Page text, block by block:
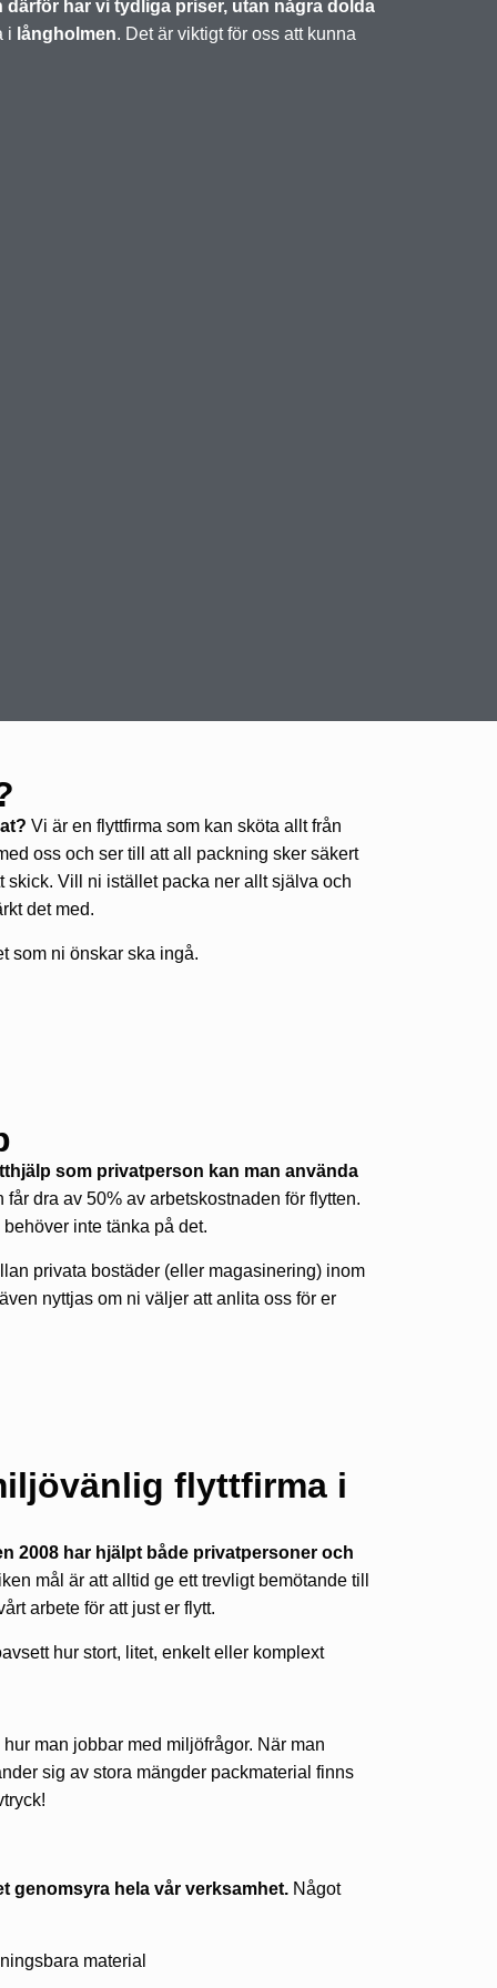
har vi tydliga priser, utan några dolda
i långholmen. Det är viktigt för oss att kunna
Vi är en flyttfirma som kan sköta allt från
oss och ser till att all packning sker säkert
skick. Vill ni istället packa ner allt själva och
det med.
som ni önskar ska ingå.
som privatperson kan man använda
dra av 50% av arbetskostnaden för flytten.
inte tänka på det.
privata bostäder (eller magasinering) inom
nyttjas om ni väljer att anlita oss för er
flyttfirma i
2008 har hjälpt både privatpersoner och
mål är att alltid ge ett trevligt bemötande till
arbete för att just er flytt.
hur stort, litet, enkelt eller komplext
man jobbar med miljöfrågor. När man
sig av stora mängder packmaterial finns
genomsyra hela vår verksamhet. Något
material